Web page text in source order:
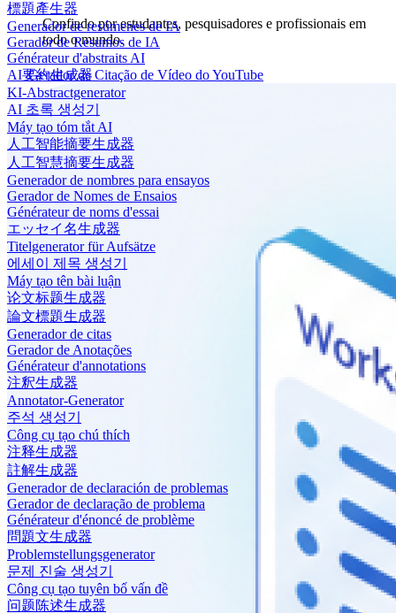
標題產生器
Generador de resúmenes de IA
Gerador de Resumos de IA
Générateur d'abstraits AI
AI要約生成器
KI-Abstractgenerator
AI 초록 생성기
Máy tạo tóm tắt AI
人工智能摘要生成器
人工智慧摘要生成器
Generador de nombres para ensayos
Gerador de Nomes de Ensaios
Générateur de noms d'essai
エッセイ名生成器
Titelgenerator für Aufsätze
에세이 제목 생성기
Máy tạo tên bài luận
论文标题生成器
論文標題生成器
Generador de citas
Gerador de Anotações
Générateur d'annotations
注釈生成器
Annotator-Generator
주석 생성기
Công cụ tạo chú thích
注释生成器
註解生成器
Generador de declaración de problemas
Gerador de declaração de problema
Générateur d'énoncé de problème
問題文生成器
Problemstellungsgenerator
문제 진술 생성기
Công cụ tạo tuyên bố vấn đề
问题陈述生成器
Confiado por estudantes, pesquisadores e profissionais em
todo o mundo.
Gerador de Citação de Vídeo do YouTube